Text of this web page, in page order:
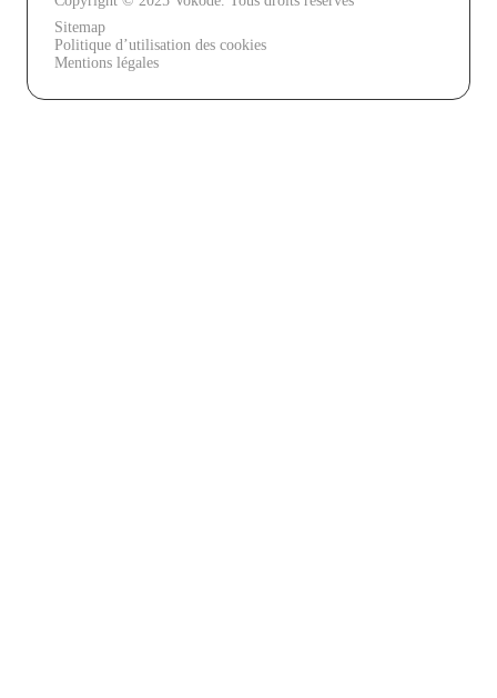
Sitemap
Politique d’utilisation des cookies
Mentions légales